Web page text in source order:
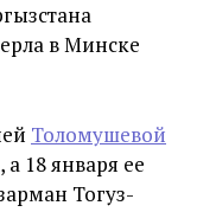
в Минске
Толомушевой
18 января ее
Тогуз-